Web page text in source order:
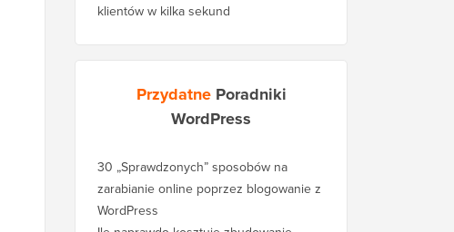
klientów w kilka sekund
Przydatne Poradniki
WordPress
30 „Sprawdzonych” sposobów na
zarabianie online poprzez blogowanie z
WordPress